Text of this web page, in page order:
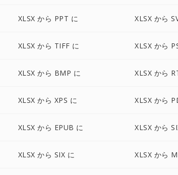
XLSX から PPT に XLSX から
XLSX から TIFF に XLSX から
XLSX から BMP に XLSX から
XLSX から XPS に XLSX から
XLSX から EPUB に XLSX から
XLSX から SIX に XLSX から